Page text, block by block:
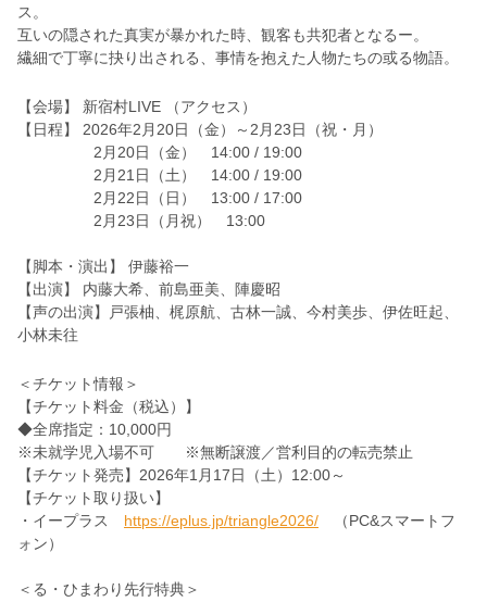
ス。
互いの隠された真実が暴かれた時、観客も共犯者となるー。
繊細で丁寧に抉り出される、事情を抱えた人物たちの或る物語。
【会場】 新宿村LIVE （アクセス）
【日程】 2026年2月20日（金）～2月23日（祝・月）
2月20日（金） 14:00 / 19:00
2月21日（土） 14:00 / 19:00
2月22日（日） 13:00 / 17:00
2月23日（月祝） 13:00
【脚本・演出】 伊藤裕一
【出演】 内藤大希、前島亜美、陣慶昭
【声の出演】戸張柚、梶原航、古林一誠、今村美歩、伊佐旺起、
小林未往
＜チケット情報＞
【チケット料金（税込）】
◆全席指定：10,000円
※未就学児入場不可 ※無断譲渡／営利目的の転売禁止
【チケット発売】2026年1月17日（土）12:00～
【チケット取り扱い】
・イープラス https://eplus.jp/triangle2026/ （PC&スマートフ
ォン）
＜る・ひまわり先行特典＞